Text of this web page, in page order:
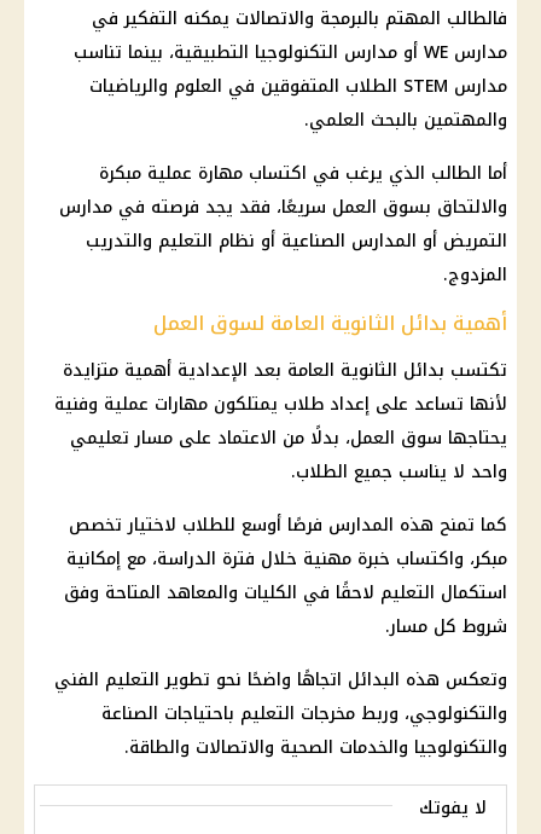
فالطالب المهتم بالبرمجة والاتصالات يمكنه التفكير في
مدارس WE
أو مدارس التكنولوجيا التطبيقية، بينما تناسب
مدارس STEM الطلاب المتفوقين في العلوم والرياضيات
والمهتمين بالبحث العلمي.
أما الطالب الذي يرغب في اكتساب مهارة عملية مبكرة
والالتحاق بسوق العمل سريعًا، فقد يجد فرصته في مدارس
التمريض أو المدارس الصناعية أو نظام التعليم والتدريب
المزدوج.
أهمية بدائل الثانوية العامة لسوق العمل
تكتسب بدائل الثانوية العامة بعد الإعدادية أهمية متزايدة
لأنها تساعد على إعداد طلاب يمتلكون مهارات عملية وفنية
يحتاجها سوق العمل، بدلًا من الاعتماد على مسار تعليمي
واحد لا يناسب جميع الطلاب.
كما تمنح هذه المدارس فرصًا أوسع للطلاب لاختيار تخصص
مبكر، واكتساب خبرة مهنية خلال فترة الدراسة، مع إمكانية
استكمال التعليم لاحقًا في الكليات والمعاهد المتاحة وفق
شروط كل مسار.
وتعكس هذه البدائل اتجاهًا واضحًا نحو تطويرالتعليم الفني
والتكنولوجي، وربط مخرجات التعليم باحتياجات الصناعة
والتكنولوجيا والخدمات الصحية والاتصالات والطاقة.
لا يفوتك